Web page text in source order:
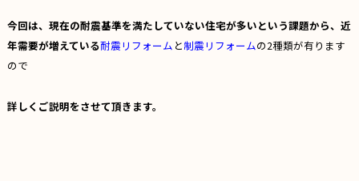
今回は、現在の耐震基準を満たしていない住宅が多いという課題から、近
年需要が増えている耐震リフォーム と制震リフォームの2種類が有ります
ので
詳しくご説明をさせて頂きます。